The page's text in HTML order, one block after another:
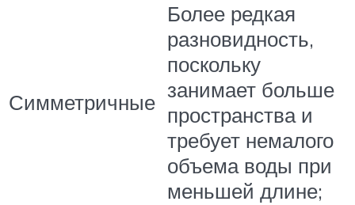
Симметричные
Более редкая
разновидность,
поскольку
занимает больше
пространства и
требует немалого
объема воды при
меньшей длине;